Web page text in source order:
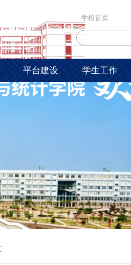
学校首页
平台建设 学生工作